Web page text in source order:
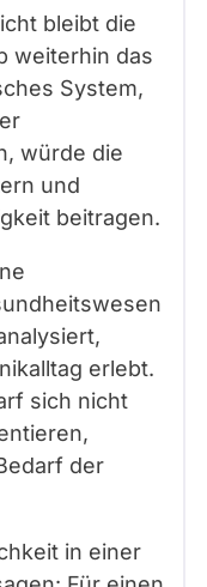
bleibt die
weiterhin das
System,
würde die
und
beitragen.
erlebt.
sich nicht
der
in einer